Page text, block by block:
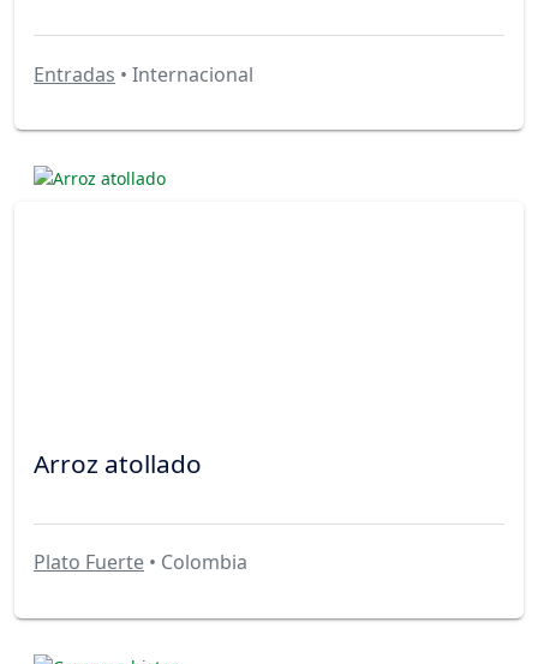
Entradas • Internacional
Arroz atollado
Plato Fuerte • Colombia